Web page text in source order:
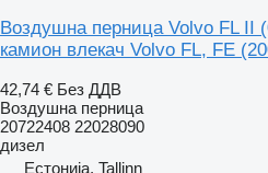
Воздушна перница Volvo FL II
камион влекач Volvo FL, FE
42,74 € Без ДДВ
Воздушна перница
20722408 22028090
дизел
Естонија, Tallinn